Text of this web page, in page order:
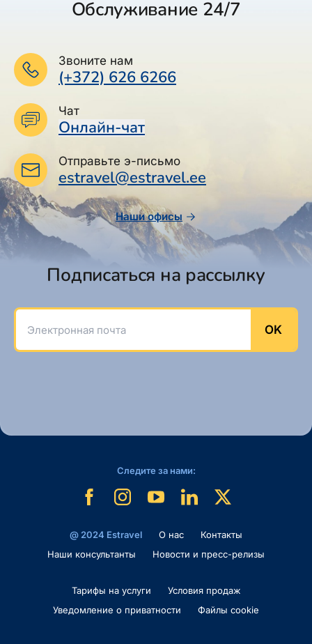
Обслуживание 24/7
Звоните нам
(+372) 626 6266
Чат
Онлайн-чат
Отправьте э-письмо
estravel@estravel.ee
Наши офисы
Подписаться на рассылку
Электронная почта
OK
@ 2024 Estravel O нас
Контакты
Наши консультанты
Новости и пресс-релизы
Тарифы на услуги
Условия продаж
Уведомление о приватности
Файлы cookie
Следите за нами: